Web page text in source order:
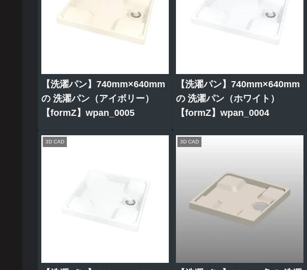
【洗濯パン】740mm×640mm
の 洗濯パン（アイボリー）
【formZ】wpan_0005
【洗濯パン】740mm×640mm
の 洗濯パン（ホワイト）
【formZ】wpan_0004
3D CAD 3D CAD